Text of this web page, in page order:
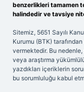
benzerlikleri tamamen
halindedir ve tavsiye
Sitemiz, 5651 Sayılı
Kurumu (BTK)
vermektedir. Bu
veya araştırma
yazdıkları içeriklerin
bu sorumluluğu kabul